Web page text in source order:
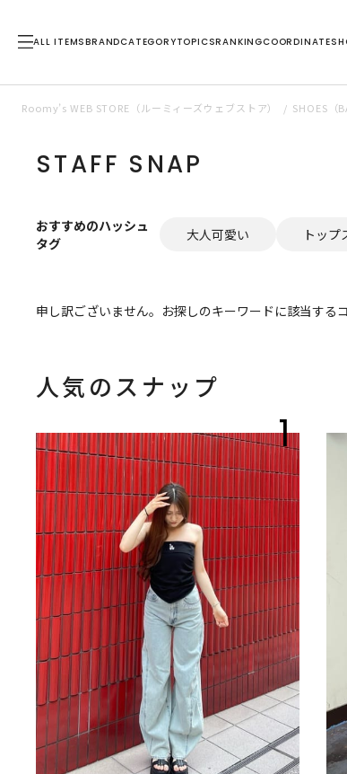
ALL ITEMSBRANDCATEGORYTOPICSRANKINGCOORDINATE
Roomy’s WEB STORE（ルーミィーズウェブストア） SHOES（
STAFF SNAP
おすすめのハッシュ
タグ
大人可愛い トップ
申し訳ございません。お探しのキーワードに該当する
人気のスナップ
1